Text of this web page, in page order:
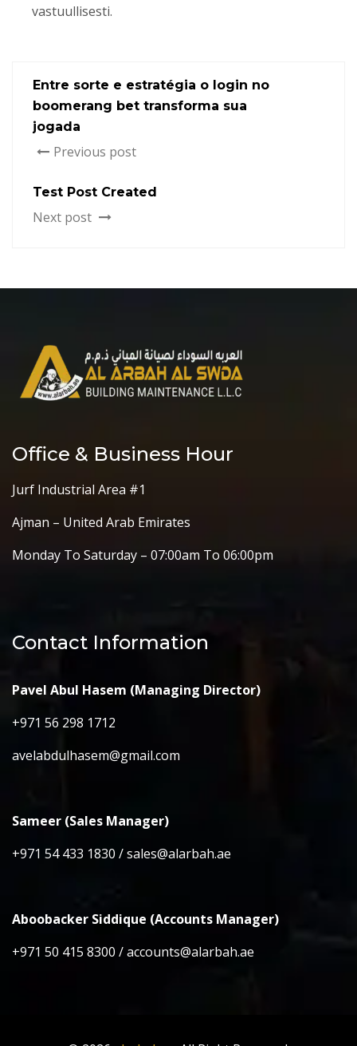
vastuullisesti.
Entre sorte e estratégia o login no
boomerang bet transforma sua
jogada
Previous post
Test Post Created
Next post
Office & Business Hour
Jurf Industrial Area #1
Ajman – United Arab Emirates
Monday To Saturday – 07:00am To 06:00pm
Contact Information
Pavel Abul Hasem (Managing Director)
+971 56 298 1712
avelabdulhasem@gmail.com
Sameer (Sales Manager)
+971 54 433 1830 / sales@alarbah.ae
Aboobacker Siddique (Accounts Manager)
+971 50 415 8300 / accounts@alarbah.ae